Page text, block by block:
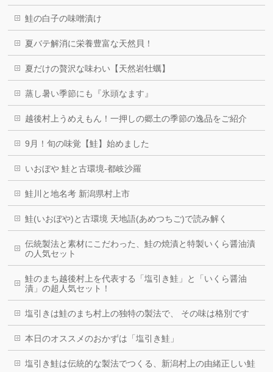
鮭の白子の味噌漬け
夏バテ解消に栄養豊富な天然貝！
夏だけの贅沢な味わい【天然岩牡蠣】
蒸し暑い季節にも『氷頭なます』
越後村上うめえもん！一押しの郷土の季節の逸品をご紹介
9月！旬の味覚【鮭】始めました
いおぼや 鮭と古環境-都岐沙羅
鮭川と地名考 新潟県村上市
鮭(いおぼや)と古環境 天地語(あめつちご)で読み解く
伝統製法と素材にこだわった、鮭の焼漬と特製いくら醤油漬
の人気セット
鮭のまち越後村上を代表する「塩引き鮭」と「いくら醤油
漬」の超人気セット！
塩引きは鮭のまち村上の独特の製法で、 その味は格別です
本日のオススメのおかずは「塩引き鮭」
塩引き鮭は伝統的な製法でつくる、新潟村上の由緒正しい鮭